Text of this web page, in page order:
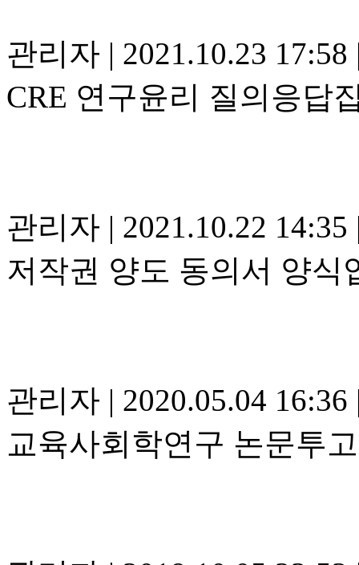
관리자 | 2021.10.23 17:58
CRE 연구윤리 질의응답
관리자 | 2021.10.22 14:35
저작권 양도 동의서 양식
관리자 | 2020.05.04 16:36
교육사회학연구 논문투